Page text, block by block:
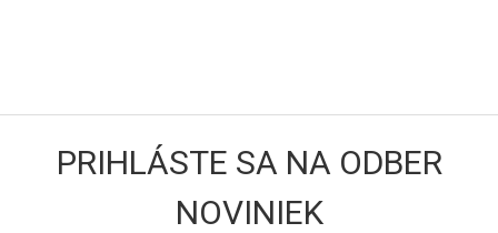
PRIHLÁSTE SA NA ODBER
NOVINIEK